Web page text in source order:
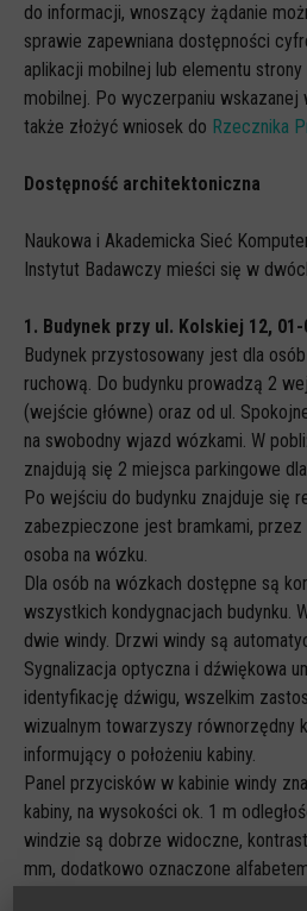
do informacji, wnoszący żądanie
sprawie zapewniana dostępności
aplikacji mobilnej lub elementu
mobilnej. Po wyczerpaniu
także złożyć wniosek do Rzecznika
Dostępność architektoniczna
Naukowa i Akademicka Sieć
Instytut Badawczy mieści się w
1. Budynek przy ul. Kolskiej 12,
Budynek przystosowany jest dla
ruchową. Do budynku prowadzą 2
(wejście główne) oraz od ul.
na swobodny wjazd wózkami. W
znajdują się 2 miejsca parkingowe
Po wejściu do budynku znajduje się
zabezpieczone jest bramkami,
osoba na wózku.
Dla osób na wózkach dostępne są
wszystkich kondygnacjach budynku.
dwie windy. Drzwi windy są
Sygnalizacja optyczna i dźwiękowa
identyfikację dźwigu, wszelkim
wizualnym towarzyszy równorzędny
informujący o położeniu kabiny.
Panel przycisków w kabinie windy
kabiny, na wysokości ok. 1 m
windzie są dobrze widoczne,
mm, dodatkowo oznaczone